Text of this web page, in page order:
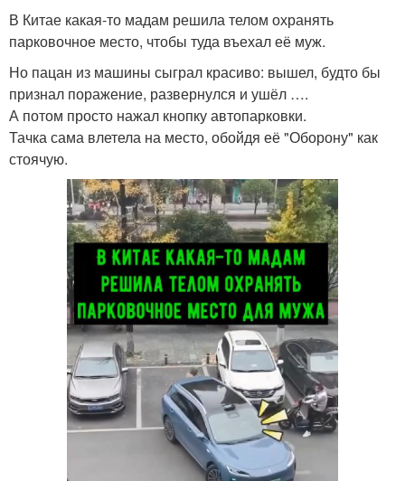
В Китае какая-то мадам решила телом охранять
парковочное место, чтобы туда въехал её муж.
Но пацан из машины сыграл красиво: вышел, будто бы
признал поражение, развернулся и ушёл ….
А потом просто нажал кнопку автопарковки.
Тачка сама влетела на место, обойдя её "Оборону" как
стоячую.